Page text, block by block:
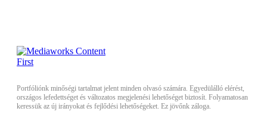
Portfóliónk minőségi tartalmat jelent minden olvasó számára. Egyedülálló elérést,
országos lefedettséget és változatos megjelenési lehetőséget biztosít. Folyamatosan
keressük az új irányokat és fejlődési lehetőségeket. Ez jövőnk záloga.